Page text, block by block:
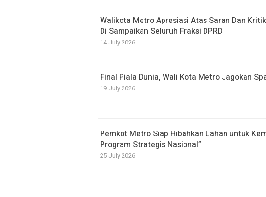
Walikota Metro Apresiasi Atas Saran Dan
Di Sampaikan Seluruh Fraksi DPRD
14 July 2026
Final Piala Dunia, Wali Kota Metro Jagokan
19 July 2026
Pemkot Metro Siap Hibahkan Lahan untuk
Program Strategis Nasional”
25 July 2026